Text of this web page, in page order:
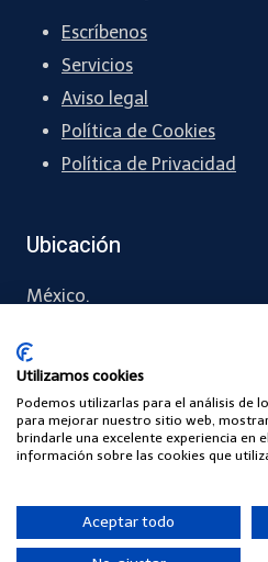
Escríbenos
Servicios
Aviso legal
Política de Cookies
Política de Privacidad
Ubicación
México.
55 5461 1288
contacto@chapingreen.com
© 2026 Power By CHAPINGREEN
Utilizamos cookies
Podemos utilizarlas para el análisis de
para mejorar nuestro sitio web,
brindarle una excelente experiencia en
información sobre las cookies que
Aceptar todo